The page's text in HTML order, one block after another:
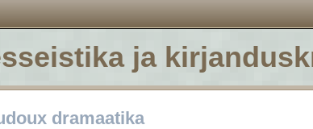
ja
dramaatika